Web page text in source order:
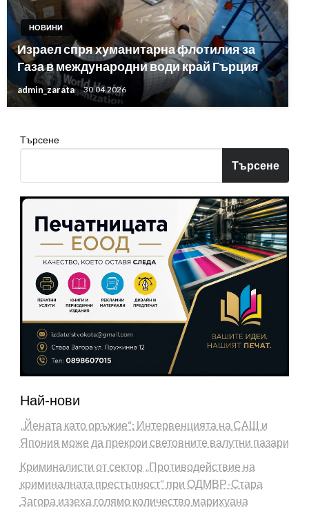
НОВИНИ
Израел спря хуманитарна флотилия за
Газа в международни води край Гърция
admin_zarata 30.04.2026
Търсене
Търсене
Най-нови
„Йената като оръжие“: Интервенцията на САЩ и
Япония може да прекрои световните валутни пазари
Криминалисти от сектор „Противодействие на
криминалната престъпност“ при ОДМВР-Стара
Загора иззеха голямо количество марихуана